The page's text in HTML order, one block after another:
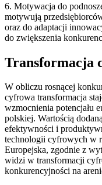
6. Motywacja do
motywują
oraz do adaptacji
do zwiększenia
Transformacja
W obliczu rosnącej
cyfrowa transformacja
wzmocnienia potencjału
polskiej. Wartością
efektywności i
technologii cyfrowych w
Europejska, zgodnie z
widzi w transformacji
konkurencyjności na